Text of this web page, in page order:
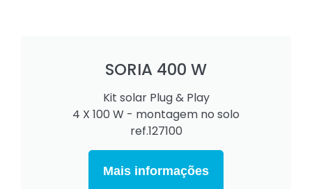
SORIA 400 W
Kit solar Plug & Play
4 X 100 W - montagem no solo
ref.127100
Mais informações